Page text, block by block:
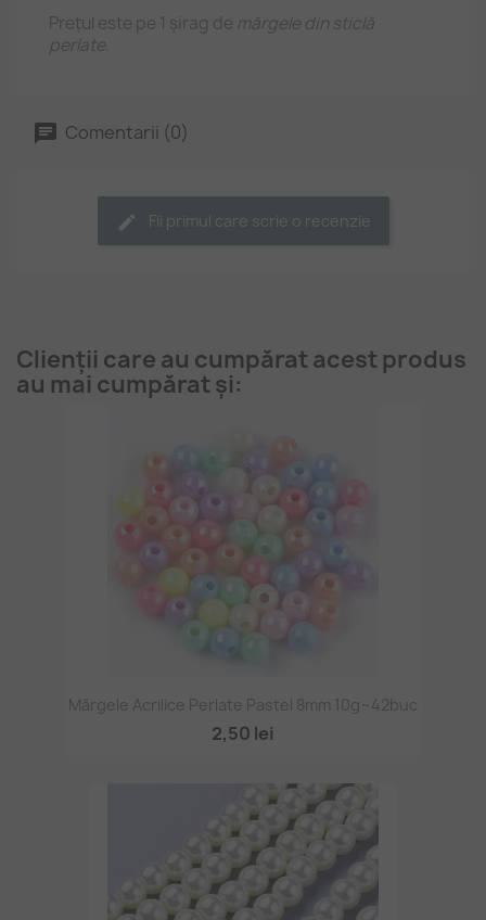
Prețul este pe 1 șirag de mărgele din sticlă
perlate
Comentarii (0)
Fii primul care scrie o recenzie
Clienții care au cumpărat acest produs
au mai cumpărat și:
Mărgele Acrilice Perlate Pastel 8mm 10g~42buc
2,50 lei